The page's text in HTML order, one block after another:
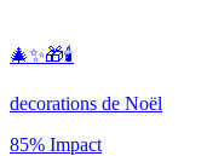
🎄✨🎁🕯️
decorations de Noël
85% Impact